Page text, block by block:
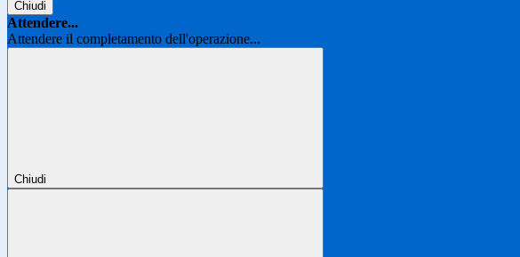
Chiudi
Attendere...
Attendere il completamento dell'operazione...
Chiudi